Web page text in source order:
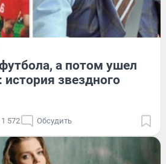
а потом ушел
звездного
1 572 Обсудить